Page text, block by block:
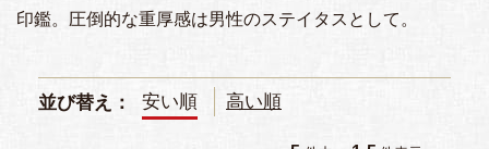
印鑑。圧倒的な重厚感は男性のステイタスとして。
並び替え 安い順 高い順